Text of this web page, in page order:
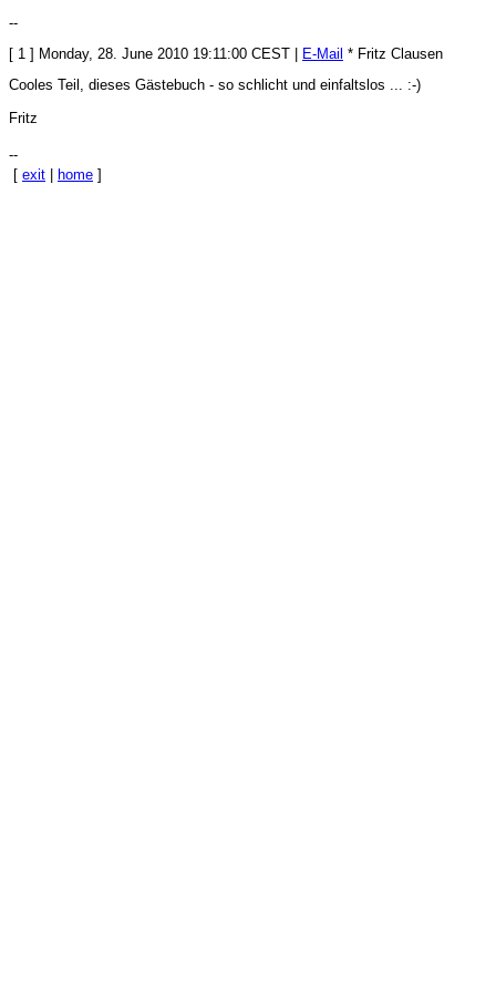
--
[ 1 ] Monday, 28. June 2010 19:11:00 CEST |
E-Mail * Fritz Clausen
Cooles Teil, dieses Gästebuch - so schlicht und einfaltslos ... :-)
Fritz
--
[ exit home ]